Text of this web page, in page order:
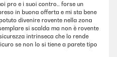
pro e i suoi contro.. forse un
in buona offerta e mi sta bene
divenire rovente nella zona
si scalda ma non è rovente
intrinseca che lo rende
se non lo si tiene a parete tipo